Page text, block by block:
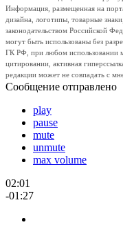
Информация, размещенная на
дизайна, логотипы, товарные
законодательством Российской
могут быть использованы без
ГК РФ, при любом использовании
цитировании, активная
редакции может не совпадать с
Сообщение отправлено
play
pause
mute
unmute
max volume
02:01
-01:27